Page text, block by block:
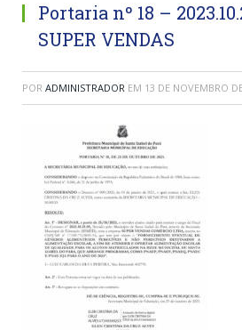
Portaria nº 18 –
SUPER VENDAS
POR ADMINISTRADOR EM 13 DE NOVEMBRO